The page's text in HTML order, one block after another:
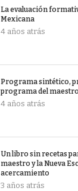
La evaluación
Mexicana
4 años atrás
Programa sintético,
programa del maestro
4 años atrás
Un libro sin recetas
maestro y la Nueva
acercamiento
3 años atrás